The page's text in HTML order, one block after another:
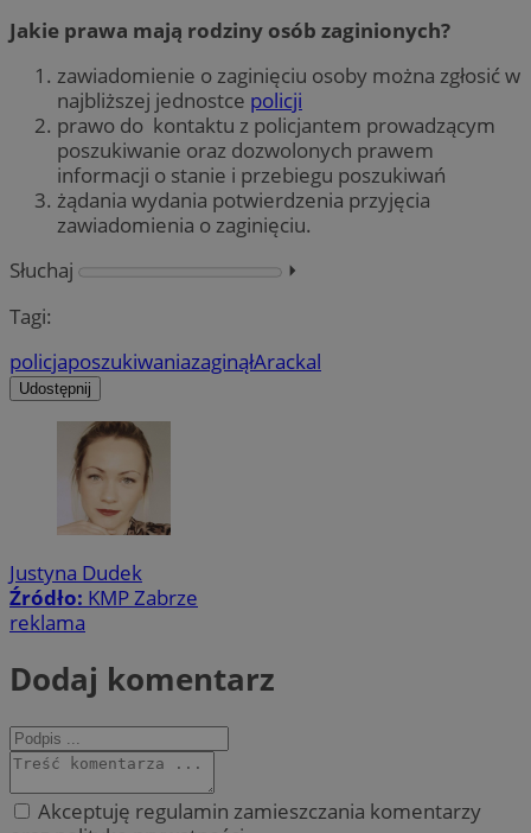
Jakie prawa mają rodziny osób zaginionych?
zawiadomienie o zaginięciu osoby można zgłosić w
najbliższej jednostce policji
prawo do kontaktu z policjantem prowadzącym
poszukiwanie oraz dozwolonych prawem
informacji o stanie i przebiegu poszukiwań
żądania wydania potwierdzenia przyjęcia
zawiadomienia o zaginięciu.
Słuchaj
⏵︎
Tagi:
policjaposzukiwaniazaginąłArackal
Udostępnij
Justyna Dudek
Źródło: KMP Zabrze
reklama
Dodaj komentarz
Akceptuję regulamin zamieszczania komentarzy